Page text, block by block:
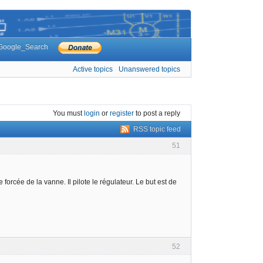
Active topics Unanswered topics
You mustlogin or register to post a reply
RSS topic feed
51
de la vanne. Il pilote le régulateur. Le but est de
52